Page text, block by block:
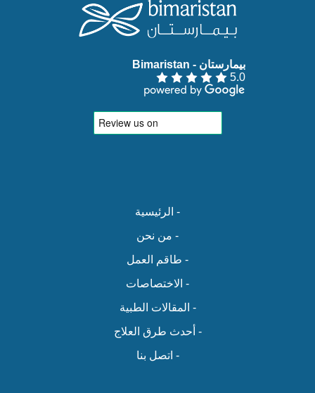
بيمارستان - Bimaristan‏
5.0
- الرئيسية
- من نحن
- طاقم العمل
- الاختصاصات
- المقالات الطبية
- أحدث طرق العلاج
- اتصل بنا